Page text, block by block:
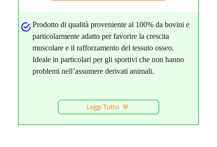
Prodotto di qualità proveniente al 100% da bovini e
particolarmente adatto per favorire la crescita
muscolare e il rafforzamento del tessuto osseo.
Ideale in particolari per gli sportivi che non hanno
problemi nell’assumere derivati animali.
Leggi Tutto